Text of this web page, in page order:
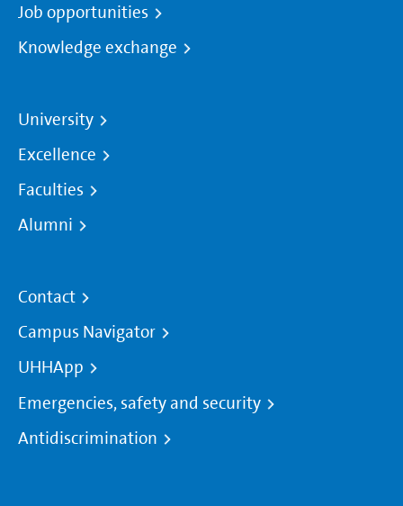
Job opportunities
Knowledge exchange
University
Excellence
Faculties
Alumni
Contact
Campus Navigator
UHHApp
Emergencies, safety and security
Antidiscrimination